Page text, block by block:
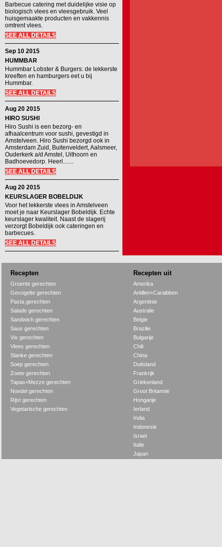
Barbecue catering met duidelijke visie op
biologisch vlees en vleesgebruik. Veel
huisgemaakte producten en vakkennis
omtrent vlees.
SEE ALL DETAILS
Sep 10 2015
HUMMBAR
Hummbar Lobster & Burgers: de lekkerste
kreeften en hamburgers eet u bij
Hummbar.
SEE ALL DETAILS
Aug 20 2015
HIRO SUSHI
Hiro Sushi is een bezorg- en
afhaalcentrum voor sushi, gevestigd in
Amstelveen. Hiro Sushi bezorgd ook in
Amsterdam Zuid, Buitenveldert, Aalsmeer,
Ouderkerk a/d Amstel, Uithoorn en
Badhoevedorp. Heerl.......
SEE ALL DETAILS
Aug 20 2015
KEURSLAGER BOBELDIJK
Voor het lekkerste vlees in Amstelveen
moet je naar Keurslager Bobeldijk. Echte
keurslager kwaliteit. Naast de slagerij
verzorgt Bobeldijk ook cateringen en
barbecues.
SEE ALL DETAILS
Recepten Recepten uit
Groente gerechten
Gevogelte gerechten
Pasta gerechten
Salade gerechten
Sandwich gerechten
Saus gerechten
Vis gerechten
Vlees gerechten
Slanke gerechten
Soep gerechten
Zoete gerechten
Tapas+Mezze gerechten
Noedel gerechten
Rijst gerechten
Vegetarische gerechten
Amerika
Antillen+Caraibben
Argentinie
Australie
Belgie
Brazilie
Bulgarije
Chili
China
Duitsland
Frankrijk
Griekenland
Groot Britannie
Hongarije
Ierland
India
Indonesie
Israel
Italie
Japan